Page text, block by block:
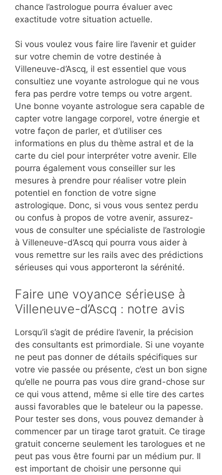
chance l’astrologue pourra évaluer avec
exactitude votre situation actuelle.
Si vous voulez vous faire lire l’avenir et guider
sur votre chemin de votre destinée à
Villeneuve-d’Ascq, il est essentiel que vous
consultiez une voyante astrologue qui ne vous
fera pas perdre votre temps ou votre argent.
Une bonne voyante astrologue sera capable de
capter votre langage corporel, votre énergie et
votre façon de parler, et d’utiliser ces
informations en plus du thème astral et de la
carte du ciel pour interpréter votre avenir. Elle
pourra également vous conseiller sur les
mesures à prendre pour réaliser votre plein
potentiel en fonction de votre signe
astrologique. Donc, si vous vous sentez perdu
ou confus à propos de votre avenir, assurez-
vous de consulter une spécialiste de l’astrologie
à Villeneuve-d’Ascq qui pourra vous aider à
vous remettre sur les rails avec des prédictions
sérieuses qui vous apporteront la sérénité.
Faire une voyance sérieuse à
Villeneuve-d’Ascq : notre avis
Lorsqu’il s’agit de prédire l’avenir, la précision
des consultants est primordiale. Si une voyante
ne peut pas donner de détails spécifiques sur
votre vie passée ou présente, c’est un bon signe
qu’elle ne pourra pas vous dire grand-chose sur
ce qui vous attend, même si elle tire des cartes
aussi favorables que le bateleur ou la papesse.
Pour tester ses dons, vous pouvez demander à
commencer par un tirage tarot gratuit. Ce tirage
gratuit concerne seulement les tarologues et ne
peut pas vous être fourni par un médium pur. Il
est important de choisir une personne qui